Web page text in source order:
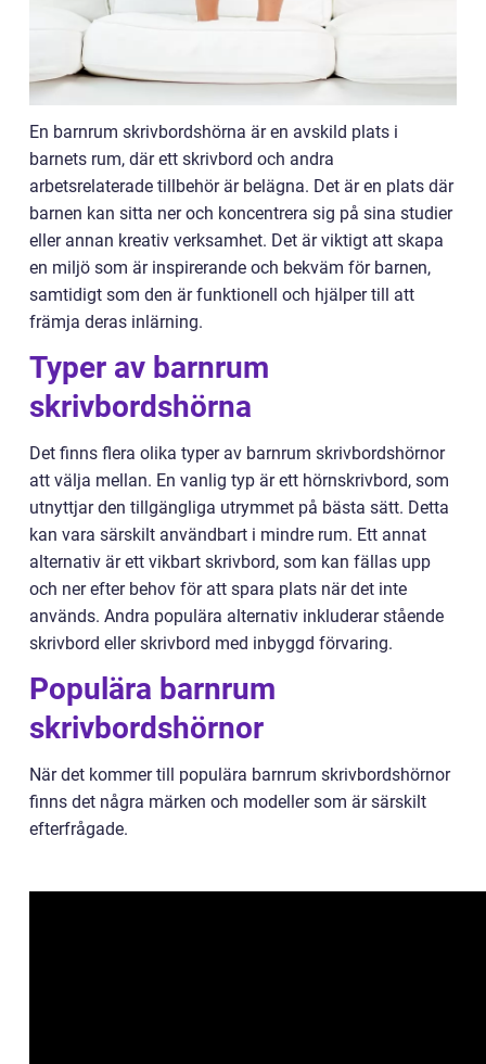
En barnrum skrivbordshörna är en avskild plats i
barnets rum, där ett skrivbord och andra
arbetsrelaterade tillbehör är belägna. Det är en plats där
barnen kan sitta ner och koncentrera sig på sina studier
eller annan kreativ verksamhet. Det är viktigt att skapa
en miljö som är inspirerande och bekväm för barnen,
samtidigt som den är funktionell och hjälper till att
främja deras inlärning.
Typer av barnrum
skrivbordshörna
Det finns flera olika typer av barnrum skrivbordshörnor
att välja mellan. En vanlig typ är ett hörnskrivbord, som
utnyttjar den tillgängliga utrymmet på bästa sätt. Detta
kan vara särskilt användbart i mindre rum. Ett annat
alternativ är ett vikbart skrivbord, som kan fällas upp
och ner efter behov för att spara plats när det inte
används. Andra populära alternativ inkluderar stående
skrivbord eller skrivbord med inbyggd förvaring.
Populära barnrum
skrivbordshörnor
När det kommer till populära barnrum skrivbordshörnor
finns det några märken och modeller som är särskilt
efterfrågade.